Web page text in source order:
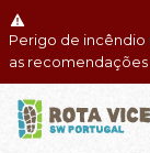
Perigo de incêndio
as recomendações